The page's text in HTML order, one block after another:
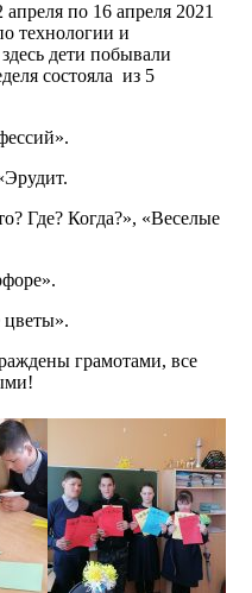
по 16 апреля 2021
технологии и
дети побывали
состояла из 5
Где? Когда?», «Веселые
цветы».
грамотами, все